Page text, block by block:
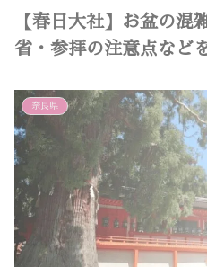
【春日大社】お盆の混
省・参拝の注意点など
奈良県